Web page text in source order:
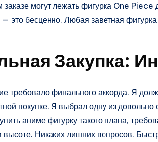
заказе могут лежать фигурка One
это бесценно. Любая заветная
Закупка:
требовало финального аккорда. Я
покупке. Я выбрал одну из
аниме фигурку такого плана,
высоте. Никаких лишних вопросов.